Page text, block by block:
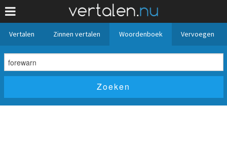
Vertalen Zinnen vertalen Woordenboek Vervoegen